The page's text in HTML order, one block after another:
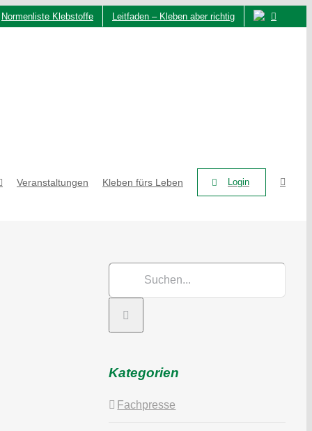
Normenliste Klebstoffe Leitfaden – Kleben aber richtig
Veranstaltungen Kleben fürs Leben Login
Kategorien
Fachpresse